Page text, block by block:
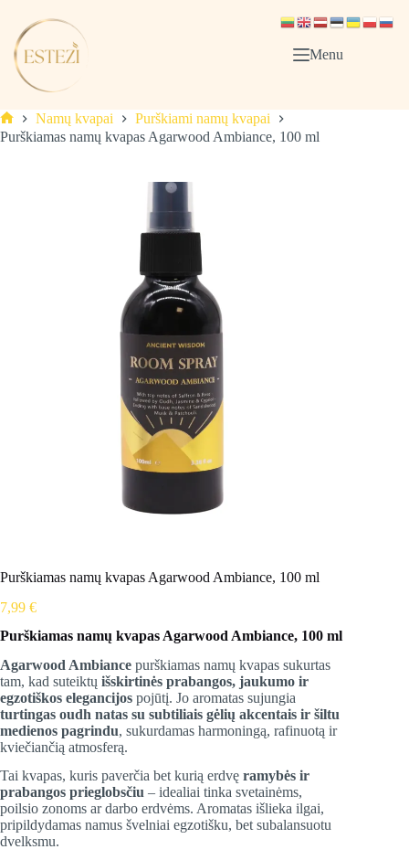
content
Menu
Pagrindinis
Namų kvapai
Purškiami namų kvapai
Purškiamas namų kvapas Agarwood Ambiance, 100 ml
Purškiamas namų kvapas Agarwood Ambiance, 100 ml
7,99 €
Purškiamas namų kvapas Agarwood Ambiance, 100 ml
Agarwood Ambiance purškiamas namų kvapas sukurtas
tam, kad suteiktų išskirtinės prabangos, jaukumo ir
egzotiškos elegancijos pojūtį. Jo aromatas sujungia
turtingas oudh natas su subtiliais gėlių akcentais ir šiltu
medienos pagrindu, sukurdamas harmoningą, rafinuotą ir
kviečiančią atmosferą.
Tai kvapas, kuris paverčia bet kurią erdvę ramybės ir
prabangos prieglobsčiu – idealiai tinka svetainėms,
poilsio zonoms ar darbo erdvėms. Aromatas išlieka ilgai,
pripildydamas namus švelniai egzotišku, bet subalansuotu
dvelksmu.